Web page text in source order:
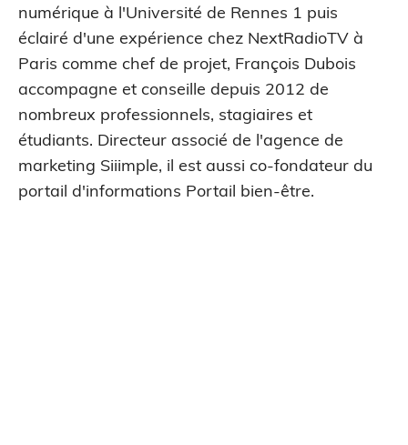
numérique à l'Université de Rennes 1 puis
éclairé d'une expérience chez NextRadioTV à
Paris comme chef de projet, François Dubois
accompagne et conseille depuis 2012 de
nombreux professionnels, stagiaires et
étudiants. Directeur associé de l'agence de
marketing Siiimple, il est aussi co-fondateur du
portail d'informations Portail bien-être.